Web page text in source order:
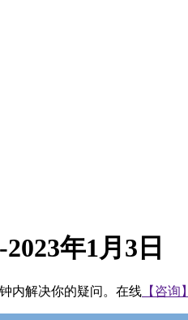
年1月3日
内解决你的疑问。在线 【咨询】